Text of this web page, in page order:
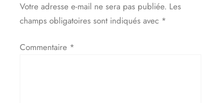
Votre adresse e-mail ne sera pas publiée. Les
champs obligatoires sont indiqués avec *
Commentaire *